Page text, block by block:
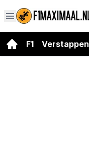
F1 Verstappen